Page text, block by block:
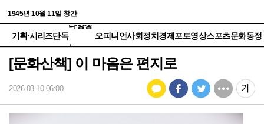
1945년 10월 11일 창간
기획·시리즈단독
다양성
+
오피니언사회정치 경제 포토영상스포츠문화동정
[문화산책] 이 마음은 편지로
2026-03-10 06:00